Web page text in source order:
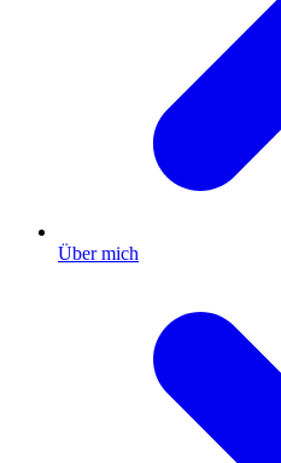
Über mich